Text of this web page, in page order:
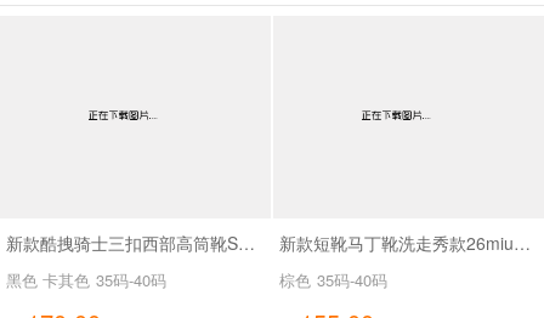
新款酷拽骑士三扣西部高筒靴SA8042
黑色 卡其色 35码-40码
新款短靴马丁靴洗走秀款26miuSA1061
棕色 35码-40码